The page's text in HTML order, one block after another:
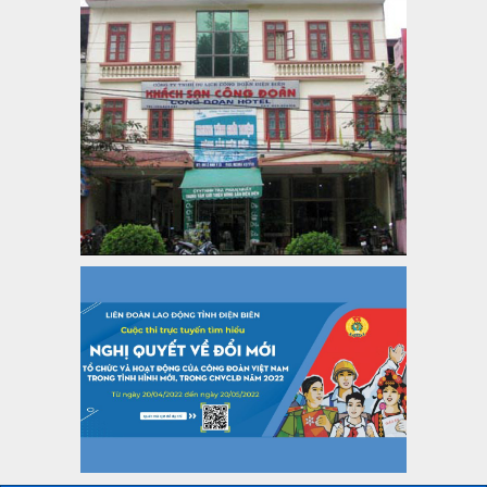
Thông tin chuyên đề: Một số nôi dung về sắp xếp tổ chức bộ
máy của hệ thống chính trị tinh gọn, hoạt động hiệu lực, hiệu
Thời gian đăng: 25/12/2024
lượt xem: 1223 | lượt tải:339
37/HD-TLĐ
Hướng dẫn Công đoàn với việc tổ chức và hoạt động của
Ban Thanh tra Nhân dân
Thời gian đăng: 27/12/2024
lượt xem: 4947 | lượt tải:1352
35/HD-TLĐ
Thời gian đăng: 27/12/2024
lượt xem: 2074 | lượt tải:507
50/2024/QH/15
Luật Công đoàn 2024
Thời gian đăng: 25/12/2024
lượt xem: 4226 | lượt tải:321